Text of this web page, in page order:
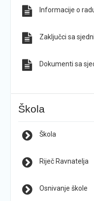
Informacije o
Zaključci sa
Dokumenti sa
Škola
Škola
Riječ Ravnatelja
Osnivanje škole